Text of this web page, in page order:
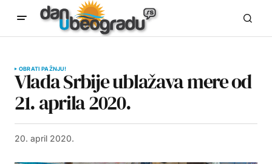
OBRATI PAŽNJU!
Vlada Srbije ublažava mere od
21. aprila 2020.
20. april 2020.